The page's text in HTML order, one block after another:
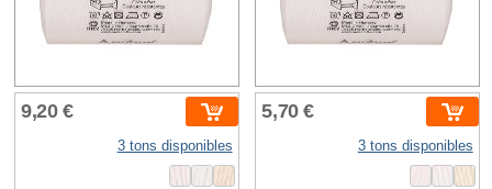
9,20 €
3 tons disponibles
5,70 €
3 tons disponibles